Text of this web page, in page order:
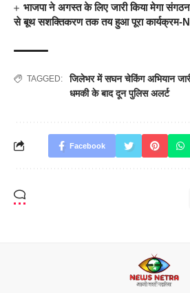
भाजपा ने अगस्त के लिए जारी किया मेगा
से बूथ सशक्तिकरण तक तय हुआ पूरा कार्यक्रम-
TAGGED: जिलेभर में सघन चेकिंग अभियान
धमकी के बाद दून पुलिस अलर्ट
Facebook